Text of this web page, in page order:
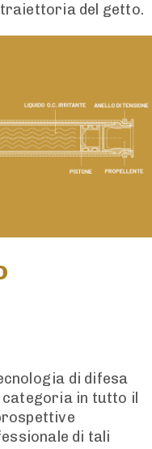
del getto.
di difesa
in tutto il
di tali